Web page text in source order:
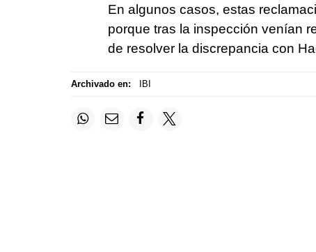
En algunos casos, estas
porque tras la inspección venían
de resolver la discrepancia con
Archivado en: IBI